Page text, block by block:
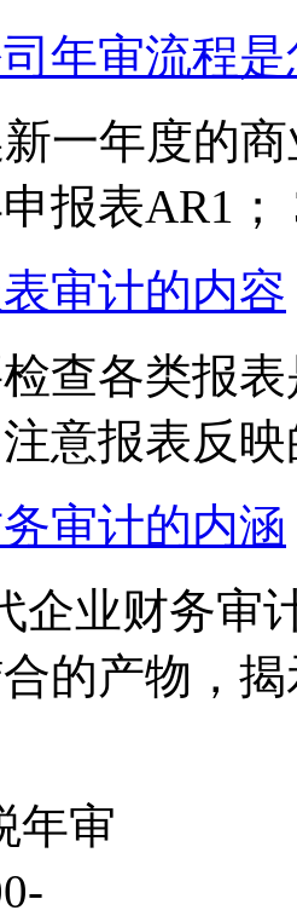
年审流程
一年度的
报表AR1
审计的内容
查各类报
意报表反
审计的内涵
企业财务审
的产物，